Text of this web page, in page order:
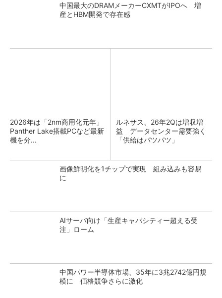
中国最大のDRAMメーカーCXMTがIPOへ 増
産とHBM開発で存在感
2026年は「2nm商用化元年」
Panther Lake搭載PCなど最新
機を分...
ルネサス、26年2Qは増収増
益 データセンター需要強く
「供給はパツパツ」
画像鮮明化を1チップで実現 組み込みも容易
に
AIサーバ向け「生産キャパシティー超える受
注」ローム
中国パワー半導体市場、35年に3兆2742億円規
模に 価格競争さらに激化